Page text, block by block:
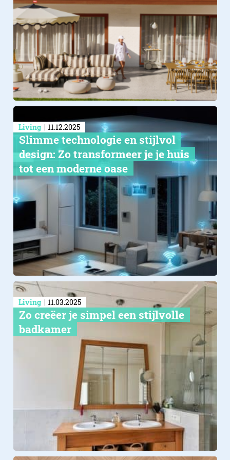
Living 11.12.2025
Slimme technologie en stijlvol
design: Zo transformeer je je huis
tot een moderne oase
Living 11.03.2025
Zo creëer je simpel een stijlvolle
badkamer